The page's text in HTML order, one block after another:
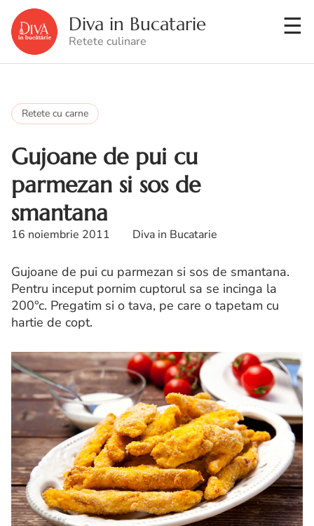
Diva in Bucatarie
Retete culinare
Retete cu carne
Gujoane de pui cu
parmezan si sos de
smantana
16 noiembrie 2011 Diva in Bucatarie
Gujoane de pui cu parmezan si sos de smantana.
Pentru inceput pornim cuptorul sa se incinga la
200°c. Pregatim si o tava, pe care o tapetam cu
hartie de copt.